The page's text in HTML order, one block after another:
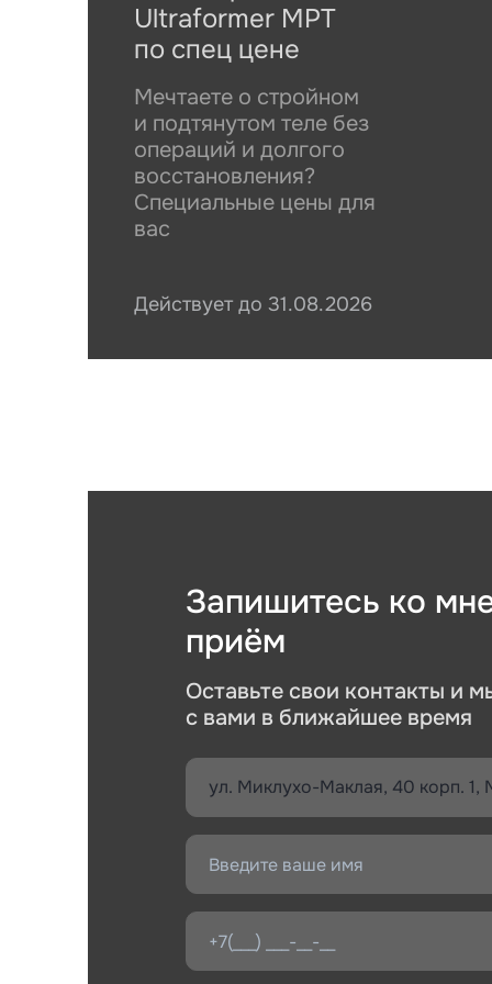
Ultraformer MPT
по спец цене
Мечтаете о стройном
и подтянутом теле без
операций и долгого
восстановления?
Специальные цены для
вас
Действует до 31.08.2026
Запишитесь ко
приём
Оставьте свои контакты и
с вами в ближайшее время